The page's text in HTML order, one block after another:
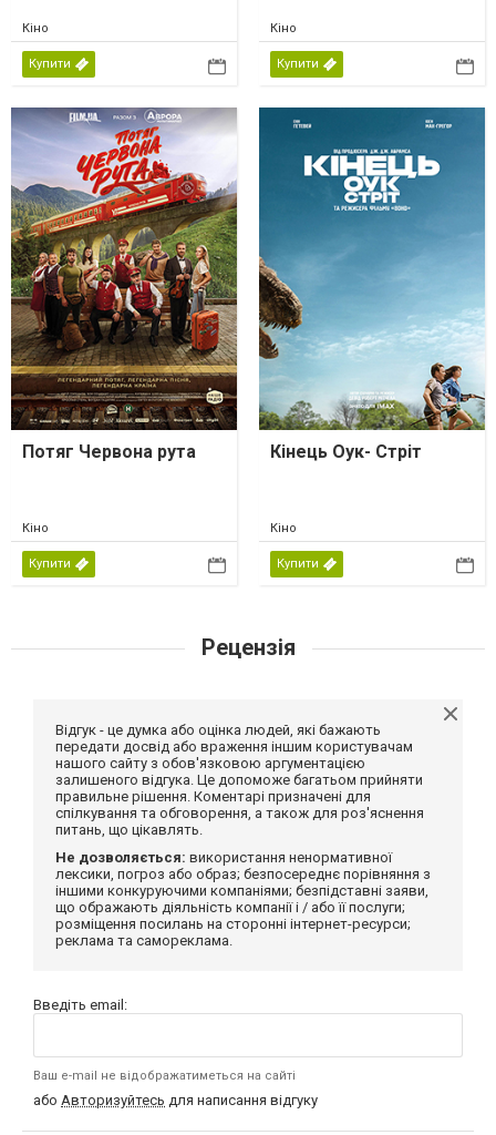
Кіно
Купити
Кіно
Купити
Потяг Червона рута
Кіно
Купити
Кінець Оук- Стріт
Кіно
Купити
Рецензія
Відгук - це думка або оцінка людей, які бажають
передати досвід або враження іншим користувачам
нашого сайту з обов'язковою аргументацією
залишеного відгука. Це допоможе багатьом прийняти
правильне рішення. Коментарі призначені для
спілкування та обговорення, а також для роз'яснення
питань, що цікавлять.
Не дозволяється: використання ненормативної
лексики, погроз або образ; безпосереднє порівняння з
іншими конкуруючими компаніями; безпідставні заяви,
що ображають діяльність компанії і / або її послуги;
розміщення посилань на сторонні інтернет-ресурси;
реклама та самореклама.
Введіть email:
Ваш e-mail не відображатиметься на сайті
або Авторизуйтесь для написання відгуку